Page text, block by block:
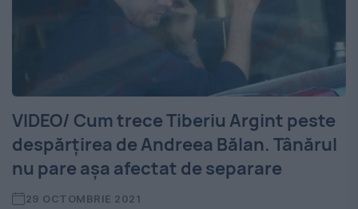
VIDEO/ Cum trece Tiberiu Argint peste
despărțirea de Andreea Bălan. Tânărul
nu pare așa afectat de separare
29 OCTOMBRIE 2021